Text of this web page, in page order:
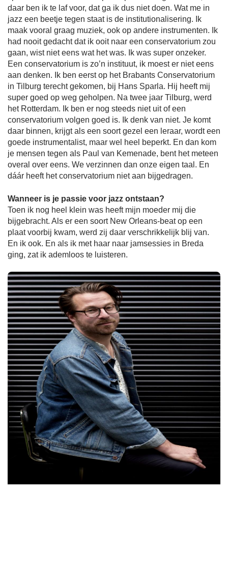
daar ben ik te laf voor, dat ga ik dus niet doen. Wat me in
jazz een beetje tegen staat is de institutionalisering. Ik
maak vooral graag muziek, ook op andere instrumenten. Ik
had nooit gedacht dat ik ooit naar een conservatorium zou
gaan, wist niet eens wat het was. Ik was super onzeker.
Een conservatorium is zo’n instituut, ik moest er niet eens
aan denken. Ik ben eerst op het Brabants Conservatorium
in Tilburg terecht gekomen, bij Hans Sparla. Hij heeft mij
super goed op weg geholpen. Na twee jaar Tilburg, werd
het Rotterdam. Ik ben er nog steeds niet uit of een
conservatorium volgen goed is. Ik denk van niet. Je komt
daar binnen, krijgt als een soort gezel een leraar, wordt een
goede instrumentalist, maar wel heel beperkt. En dan kom
je mensen tegen als Paul van Kemenade, bent het meteen
overal over eens. We verzinnen dan onze eigen taal. En
dáár heeft het conservatorium niet aan bijgedragen.
Wanneer is je passie voor jazz ontstaan?
Toen ik nog heel klein was heeft mijn moeder mij die
bijgebracht. Als er een soort New Orleans-beat op een
plaat voorbij kwam, werd zij daar verschrikkelijk blij van.
En ik ook. En als ik met haar naar jamsessies in Breda
ging, zat ik ademloos te luisteren.